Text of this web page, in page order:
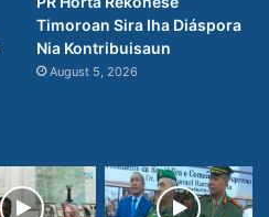
Timoroan Sira Iha Diáspora
Nia Kontribuisaun
August 5, 2026